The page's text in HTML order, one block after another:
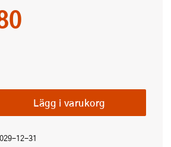
Lägg i varukorg
12-31